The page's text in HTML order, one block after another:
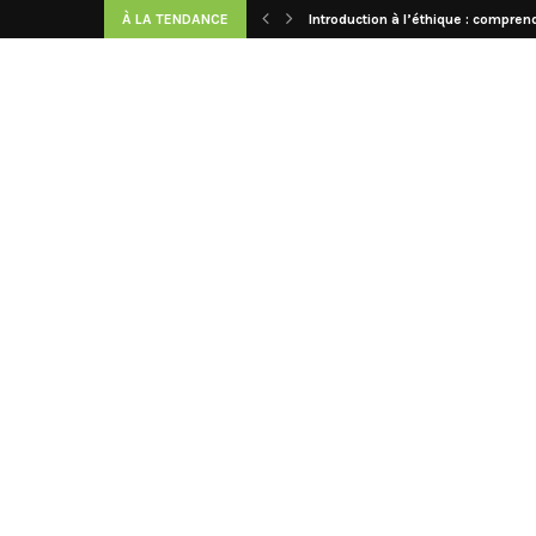
À LA TENDANCE Introduction à l’éthique :